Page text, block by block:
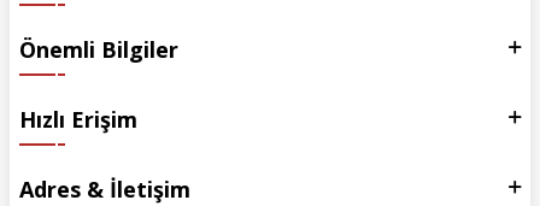
Önemli Bilgiler
Hızlı Erişim
Adres & İletişim